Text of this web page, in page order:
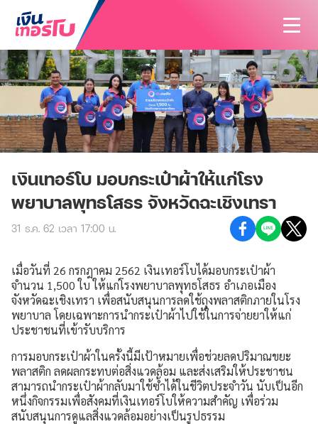
สนใจสินเชื่อ
สินเชื่อทั้งหมด
สินเชื่อรถมอเตอร์ไซค์
สินเชื่อรถยนต์
สินเชื่อรถแทรกเตอร์
สินเชื่อโฉนดที่ดิน
สนใจประกัน
ประกันทั้งหมด
ประกันรถมอเตอร์ไซค์
ประกันรถยนต์
ประกันสุขภาพและโรคร้ายแรง
ประกันอุบัติเหตุ
ประกันบ้านและคอนโด
บทความ
วิสัยทัศน์และพันธกิจ
บริษัทฯ และวัฒนธรรมองค์กร
ประสบการณ์ลูกค้า
คำถามที่พบบ่อย
ร่วมงานกับเรา
เงินเทอร์โบ มอบกระเป๋าผ้าให้แก่โรง
พยาบาลพุทธโสธร จังหวัดฉะเชิงเทรา
31 ธ.ค. 62 เวลา 17:00 น.
เมื่อวันที่ 26 กรกฎาคม 2562 เงินเทอร์โบได้มอบกระเป๋าผ้า
จำนวน 1,500 ใบ ให้แก่โรงพยาบาลพุทธโสธร อำเภอเมือง
จังหวัดฉะเชิงเทรา เพื่อสนับสนุนการลดใช้ถุงพลาสติกภายในโรง
พยาบาล โดยเฉพาะการนำกระเป๋าผ้าไปใช้ในการจ่ายยาให้แก่
ประชาชนที่เข้ารับบริการ
การมอบกระเป๋าผ้าในครั้งนี้มีเป้าหมายเพื่อช่วยลดปริมาณขยะ
พลาสติก ลดผลกระทบต่อสิ่งแวดล้อม และส่งเสริมให้ประชาชน
สามารถนำกระเป๋าผ้ากลับมาใช้ซ้ำได้ในชีวิตประจำวัน นับเป็นอีก
หนึ่งกิจกรรมเพื่อสังคมที่เงินเทอร์โบให้ความสำคัญ เพื่อร่วม
สนับสนุนการดูแลสิ่งแวดล้อมอย่างเป็นรูปธรรม